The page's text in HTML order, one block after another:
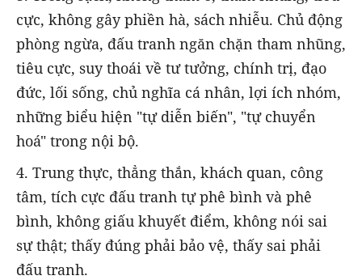
cực, không gây phiền hà, sách nhiễu. Chủ động
phòng ngừa, đấu tranh ngăn chặn tham nhũng,
tiêu cực, suy thoái về tư tưởng, chính trị, đạo
đức, lối sống, chủ nghĩa cá nhân, lợi ích nhóm,
những biểu hiện "tự diễn biến", "tự chuyển
hoá" trong nội bộ.
4. Trung thực, thẳng thắn, khách quan, công
tâm, tích cực đấu tranh tự phê bình và phê
bình, không giấu khuyết điểm, không nói sai
sự thật; thấy đúng phải bảo vệ, thấy sai phải
đấu tranh.